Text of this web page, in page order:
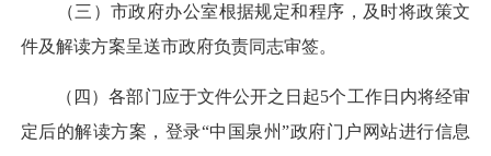
（三）市政府办公室根据规定和程序，及时将政策文
件及解读方案呈送市政府负责同志审签。
（四）各部门应于文件公开之日起5个工作日内将经审
定后的解读方案，登录“中国泉州”政府门户网站进行信息